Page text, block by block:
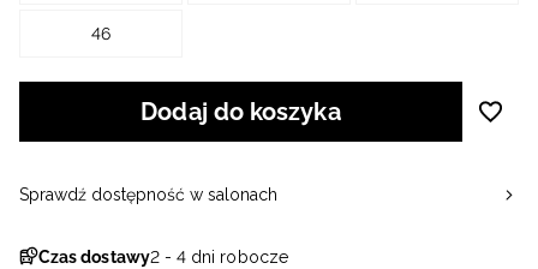
46
Dodaj do koszyka
Czas dostawy2 - 4 dni robocze
Sprawdź dostępność w salonach